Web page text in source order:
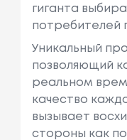
гиганта
потребителей
Уникальный
позволяющий
реальном
качество
вызывает
стороны как